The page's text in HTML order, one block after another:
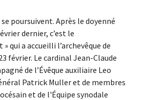
poursuivent. Après le doyenné
dernier, c’est le
» qui a accueilli l’archevêque de
février. Le cardinal Jean-Claude
de l’Évêque auxiliaire Leo
Patrick Muller et de membres
et de l'Équipe synodale